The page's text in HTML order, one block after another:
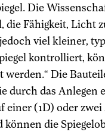
Die
die Fähigkeit, Licht
viel kleiner,
kontrolliert,
Die
durch das Anlegen
einer (1D) oder
die